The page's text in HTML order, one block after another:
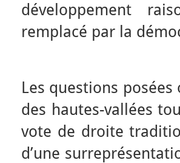
développement
remplacé par la
Les questions
des hautes-vallées
vote de droite
d’une